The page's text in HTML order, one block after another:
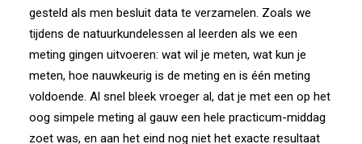
gesteld als men besluit data te verzamelen. Zoals we
tijdens de natuurkundelessen al leerden als we een
meting gingen uitvoeren: wat wil je meten, wat kun je
meten, hoe nauwkeurig is de meting en is één meting
voldoende. Al snel bleek vroeger al, dat je met een op het
oog simpele meting al gauw een hele practicum-middag
zoet was, en aan het eind nog niet het exacte resultaat